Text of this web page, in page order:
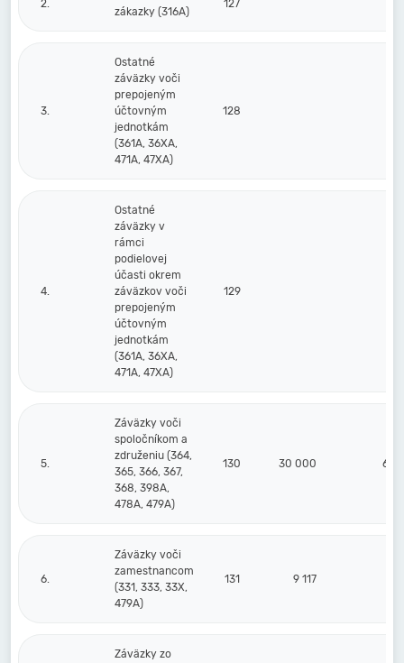
2.
zákazky (316A)
127
3.
Ostatné
záväzky voči
prepojeným
účtovným
jednotkám
(361A, 36XA,
471A, 47XA)
128
4.
Ostatné
záväzky v
rámci
podielovej
účasti okrem
záväzkov voči
prepojeným
účtovným
jednotkám
(361A, 36XA,
471A, 47XA)
129
5.
Záväzky voči
spoločníkom a
združeniu (364,
365, 366, 367,
368, 398A,
478A, 479A)
130 30 000 60
6.
Záväzky voči
zamestnancom
(331, 333, 33X,
479A)
131 9 117
Záväzky zo